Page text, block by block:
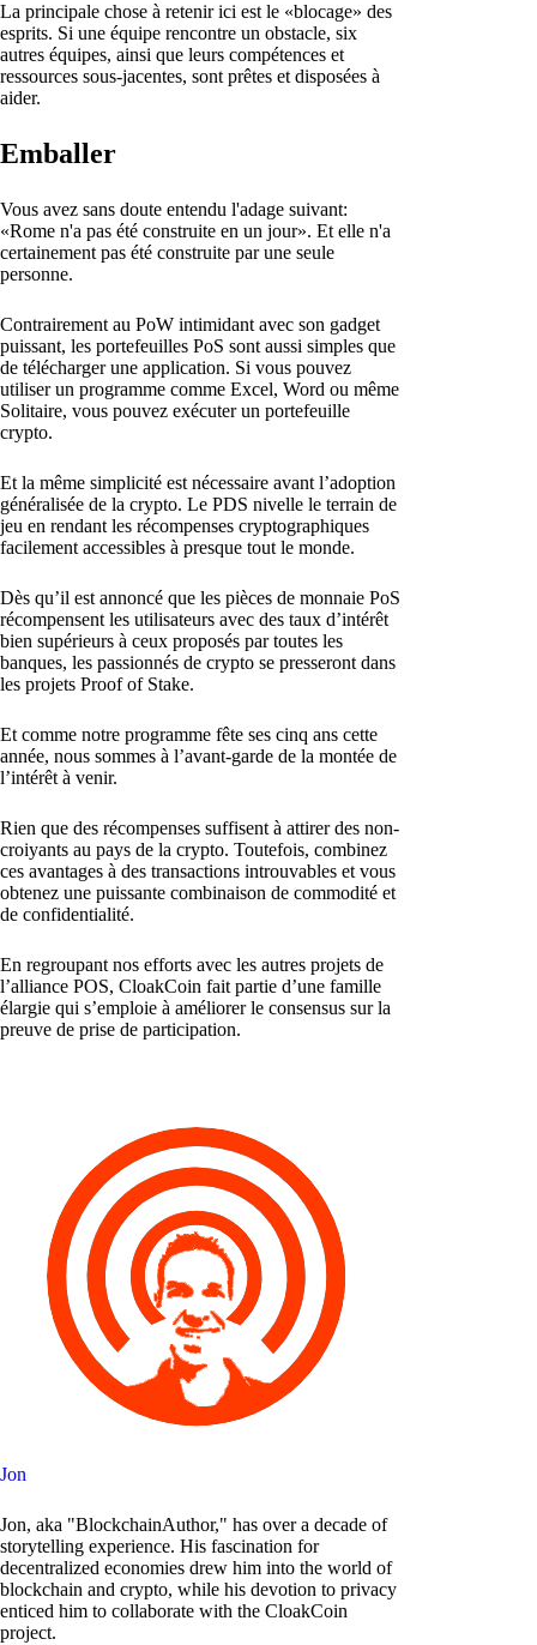
La principale chose à retenir ici est le «blocage» des
esprits. Si une équipe rencontre un obstacle, six
autres équipes, ainsi que leurs compétences et
ressources sous-jacentes, sont prêtes et disposées à
aider.
Emballer
Vous avez sans doute entendu l'adage suivant:
«Rome n'a pas été construite en un jour». Et elle n'a
certainement pas été construite par une seule
personne.
Contrairement au PoW intimidant avec son gadget
puissant, les portefeuilles PoS sont aussi simples que
de télécharger une application. Si vous pouvez
utiliser un programme comme Excel, Word ou même
Solitaire, vous pouvez exécuter un portefeuille
crypto.
Et la même simplicité est nécessaire avant l’adoption
généralisée de la crypto. Le PDS nivelle le terrain de
jeu en rendant les récompenses cryptographiques
facilement accessibles à presque tout le monde.
Dès qu’il est annoncé que les pièces de monnaie PoS
récompensent les utilisateurs avec des taux d’intérêt
bien supérieurs à ceux proposés par toutes les
banques, les passionnés de crypto se presseront dans
les projets Proof of Stake.
Et comme notre programme fête ses cinq ans cette
année, nous sommes à l’avant-garde de la montée de
l’intérêt à venir.
Rien que des récompenses suffisent à attirer des non-
croiyants au pays de la crypto. Toutefois, combinez
ces avantages à des transactions introuvables et vous
obtenez une puissante combinaison de commodité et
de confidentialité.
En regroupant nos efforts avec les autres projets de
l’alliance POS, CloakCoin fait partie d’une famille
élargie qui s’emploie à améliorer le consensus sur la
preuve de prise de participation.
Jon
Jon, aka "BlockchainAuthor," has over a decade of
storytelling experience. His fascination for
decentralized economies drew him into the world of
blockchain and crypto, while his devotion to privacy
enticed him to collaborate with the CloakCoin
project.